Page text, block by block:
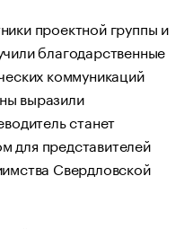
проектной группы и
благодарственные
коммуникаций
выразили
станет
для представителей
Свердловской